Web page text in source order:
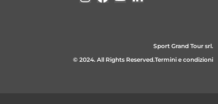
Sport Grand Tour srl.
© 2024. All Rights Reserved.Termini e condizioni